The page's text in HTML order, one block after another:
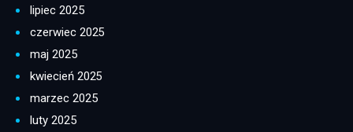
lipiec 2025
czerwiec 2025
maj 2025
kwiecień 2025
marzec 2025
luty 2025